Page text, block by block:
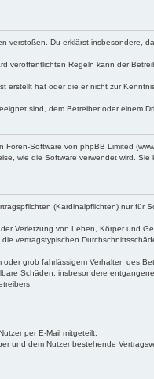
Du erklärst insbesondere,
Regeln kann der
hat oder die er nicht zur
sind, dem Betreiber oder einem
Foren-Software von phpBB Limited
wie die Software verwendet wird.
(Kardinalpflichten) nur für
Verletzung von Leben, Körper und
vertragstypischen
grob fahrlässigem Verhalten des
Schäden, insbesondere
per E-Mail mitgeteilt.
und dem Nutzer bestehende